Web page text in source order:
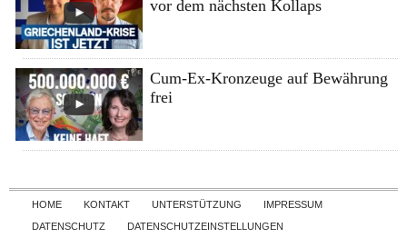
vor dem nächsten Kollaps
Cum-Ex-Kronzeuge auf Bewährung
frei
Skip to content
HOME KONTAKT UNTERSTÜTZUNG
IMPRESSUM
DATENSCHUTZ
DATENSCHUTZEINSTELLUNGEN